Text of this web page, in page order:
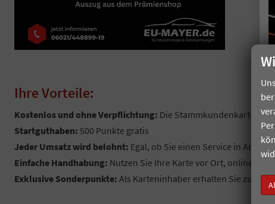
Ihre Vorteile:
Kostenlos und ohne Verpflichtung: Die Stammkundenkarte ist
Startguthaben: 500 Punkte gratis
Jeder Umsatz wird belohnt: Egal, ob Sie einen Service in
Einfache Handhabung: Nutzen Sie Ihre Karte vor Ort, online
Exklusive Sonderpunkte: Als Karteninhaber erhalten Sie